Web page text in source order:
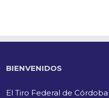
BIENVENIDOS
El Tiro Federal de